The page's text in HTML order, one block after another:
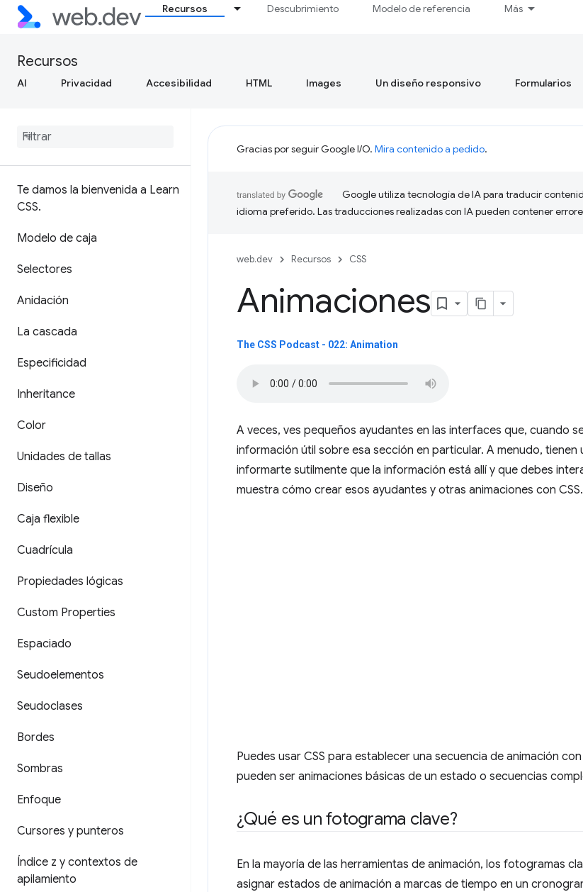
Recursos Descubrimiento Modelo de referencia Más
Recursos
AI Privacidad Accesibilidad HTML Images Un diseño responsivo Formularios
Te damos la bienvenida a Learn
CSS.
Modelo de caja
Selectores
Anidación
La cascada
Especificidad
Inheritance
Color
Unidades de tallas
Diseño
Caja flexible
Cuadrícula
Propiedades lógicas
Custom Properties
Espaciado
Seudoelementos
Seudoclases
Bordes
Sombras
Enfoque
Cursores y punteros
Índice z y contextos de
apilamiento
Gracias por seguir Google I/O. Mira contenido a pedido.
Google utiliza tecnología de IA para traducir
idioma preferido. Las traducciones realizadas con IA pueden contener
web.dev Recursos CSS
Animaciones
The CSS Podcast - 022: Animation
A veces, ves pequeños ayudantes en las interfaces que, cuando
información útil sobre esa sección en particular. A menudo, tienen
informarte sutilmente que la información está allí y que debes
muestra cómo crear esos ayudantes y otras animaciones con CSS.
Puedes usar CSS para establecer una secuencia de animación
pueden ser animaciones básicas de un estado o secuencias
¿Qué es un fotograma clave?
En la mayoría de las herramientas de animación, los fotogramas
asignar estados de animación a marcas de tiempo en un